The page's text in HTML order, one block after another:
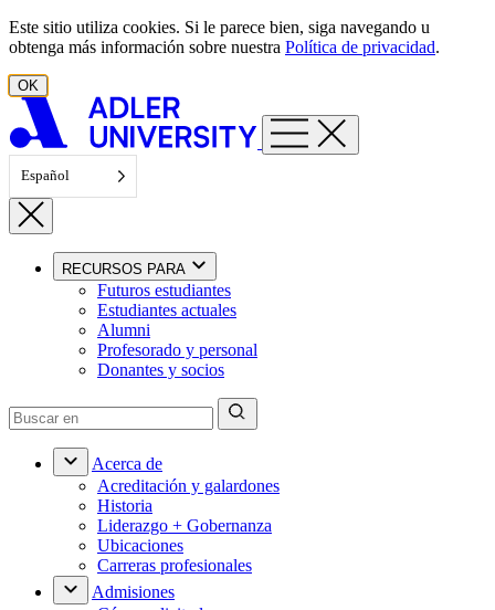
Ir al contenido
Este sitio utiliza cookies. Si le parece bien, siga navegando u
obtenga más información sobre nuestra Política de privacidad.
OK
Español
RECURSOS PARA
Futuros estudiantes
Estudiantes actuales
Alumni
Profesorado y personal
Donantes y socios
Acerca de
Acreditación y galardones
Historia
Liderazgo + Gobernanza
Ubicaciones
Carreras profesionales
Admisiones